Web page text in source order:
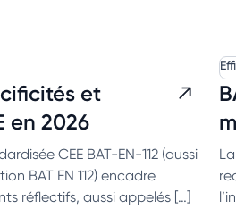
et
en 2026
CEE BAT-EN-112 (aussi
BAT EN 112) encadre
réflectifs, aussi appelés […]